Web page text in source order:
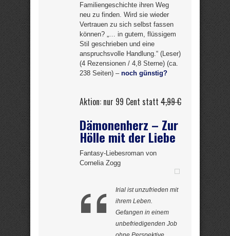
Familiengeschichte ihren Weg
neu zu finden. Wird sie wieder
Vertrauen zu sich selbst fassen
können? „… in gutem, flüssigem
Stil geschrieben und eine
anspruchsvolle Handlung.“ (Leser)
(4 Rezensionen / 4,8 Sterne) (ca.
238 Seiten) – noch günstig?
Aktion: nur 99 Cent statt 4,99 €
Dämonenherz – Zur
Hölle mit der Liebe
Fantasy-Liebesroman von
Cornelia Zogg
Irial ist unzufrieden mit
ihrem Leben.
Gefangen in einem
unbefriedigenden Job